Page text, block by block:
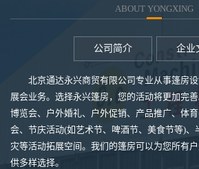
ABOUT YONGXING
公司简介 企业
北京通达永兴商贸有限公司专业从事篷房
展会业务。选择永兴篷房，您的活动将更加完善
博览会、户外婚礼、户外促销、产品推广、体
会、节庆活动(如艺术节、啤酒节、美食节等)、
灾等活动拓展空间。我们的篷房可以为您所有
供多样选择。